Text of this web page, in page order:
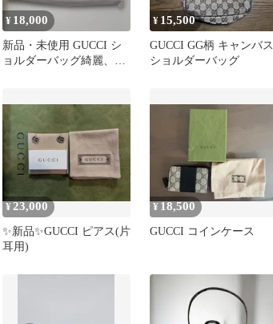
¥ 18,000
新品・未使用 GUCCI シ
ョルダーバッグ綺麗、オ
¥ 15,500
GUCCI GG柄 キャンバス
ショルダーバッグ
¥ 23,000
✨️新品✨️GUCCI ピアス(片
耳用)
¥ 18,500
GUCCI コインケース